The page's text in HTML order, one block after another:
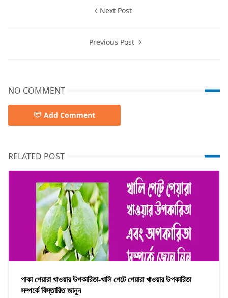
Next Post
Previous Post
NO COMMENT
Add Comment
RELATED POST
পাকা পেয়ারা খাওয়ার উপকারিতা-খালি পেটে পেয়ারা খাওয়ার উপকারিতা
সম্পর্কে বিস্তারিত জানুন